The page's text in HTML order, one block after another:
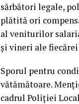
sărbători legale,
plătită ori
al veniturilor
și vineri ale
Sporul pentru
vătămătoare.
cadrul Poliției